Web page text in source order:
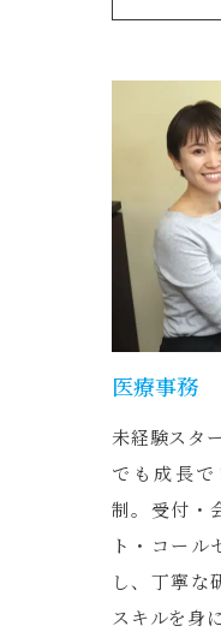
医療事務
未経験スタ
でも成長
制。受付・
ト・コール
し、丁寧な
スキルを身